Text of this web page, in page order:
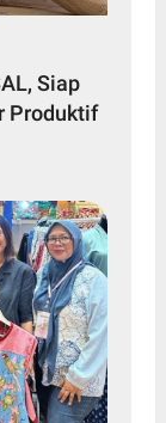
Siap
Produktif